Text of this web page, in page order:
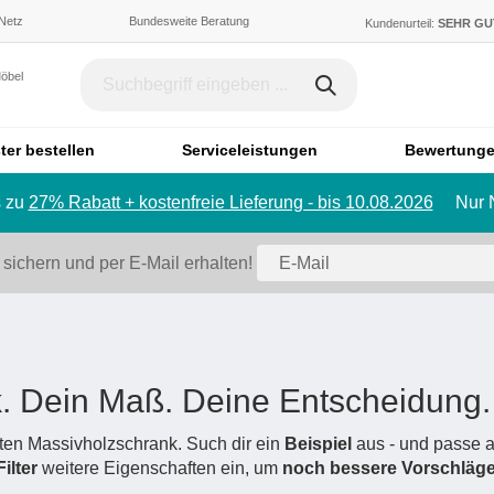
Bundesweite Beratung Kundenurteil: SEHR
bestellen Serviceleistungen
Dachschräge & Treppe
Schrank mit Schräge
Regal mit Schräge
Badezimmerschrank
Badregal
Spiegelschrank
Bett
Einzelbett
Sessel
Hocker
Schlafsofa
zu 27% Rabatt + kostenfreie Lieferung - bis 10.08.2026 Nur
und per E-Mail erhalten!
Dein Maß. Deine Entscheidung.
Massivholzschrank. Such dir ein Beispiel aus - und passe
Filter weitere Eigenschaften ein, um noch bessere